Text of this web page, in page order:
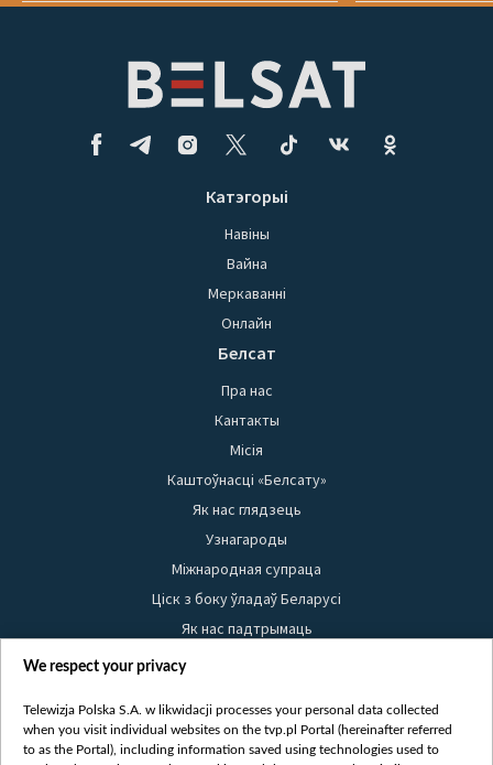
Катэгорыі
Навіны
Вайна
Меркаванні
Онлайн
Белсат
Пра нас
Кантакты
Місія
Каштоўнасці «Белсату»
Як нас глядзець
Узнагароды
Міжнародная супраца
Ціск з боку ўладаў Беларусі
Як нас падтрымаць
Правілы выкарыстання матэрыялаў
Бяспека
Youtube
We respect your privacy
Telewizja Polska S.A. w likwidacji processes your personal data collected
when you visit individual websites on the tvp.pl Portal (hereinafter referred
to as the Portal), including information saved using technologies used to